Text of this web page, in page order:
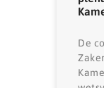
De